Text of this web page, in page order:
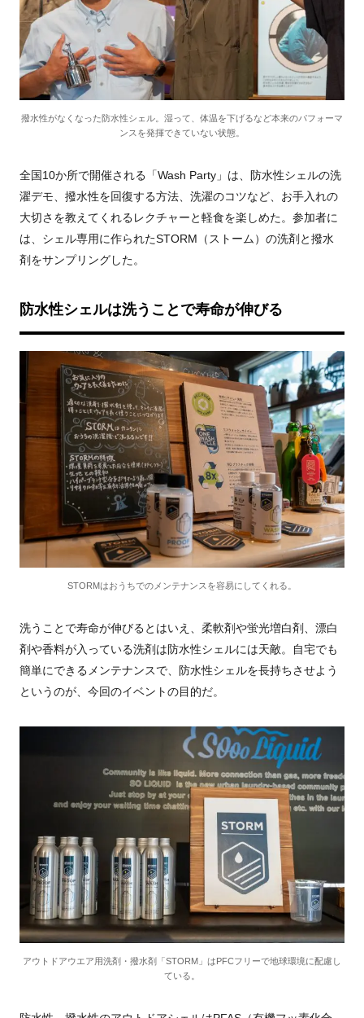
撥水性がなくなった防水性シェル。湿って、体温を下げるなど本来のパフォーマ
ンスを発揮できていない状態。
全国10か所で開催される「Wash Party」は、防水性シェルの洗
濯デモ、撥水性を回復する方法、洗濯のコツなど、お手入れの
大切さを教えてくれるレクチャーと軽食を楽しめた。参加者に
は、シェル専用に作られたSTORM（ストーム）の洗剤と撥水
剤をサンプリングした。
防水性シェルは洗うことで寿命が伸びる
STORMはおうちでのメンテナンスを容易にしてくれる。
洗うことで寿命が伸びるとはいえ、柔軟剤や蛍光増白剤、漂白
剤や香料が入っている洗剤は防水性シェルには天敵。自宅でも
簡単にできるメンテナンスで、防水性シェルを長持ちさせよう
というのが、今回のイベントの目的だ。
アウトドアウエア用洗剤・撥水剤「STORM」はPFCフリーで地球環境に配慮し
ている。